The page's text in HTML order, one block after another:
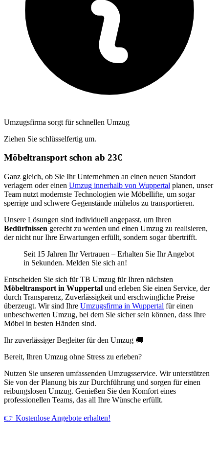
Umzugsfirma sorgt für schnellen Umzug
Ziehen Sie schlüsselfertig um.
Möbeltransport schon ab 23€
Ganz gleich, ob Sie Ihr Unternehmen an einen neuen Standort
verlagern oder einen Umzug innerhalb von Wuppertal planen, unser
Team nutzt modernste Technologien wie Möbellifte, um sogar
sperrige und schwere Gegenstände mühelos zu transportieren.
Unsere Lösungen sind individuell angepasst, um Ihren
Bedürfnissen gerecht zu werden und einen Umzug zu realisieren,
der nicht nur Ihre Erwartungen erfüllt, sondern sogar übertrifft.
Seit 15 Jahren Ihr Vertrauen – Erhalten Sie Ihr Angebot
in Sekunden. Melden Sie sich an!
Entscheiden Sie sich für TB Umzug für Ihren nächsten
Möbeltransport in Wuppertal und erleben Sie einen Service, der
durch Transparenz, Zuverlässigkeit und erschwingliche Preise
überzeugt. Wir sind Ihre Umzugsfirma in Wuppertal für einen
unbeschwerten Umzug, bei dem Sie sicher sein können, dass Ihre
Möbel in besten Händen sind.
Ihr zuverlässiger Begleiter für den Umzug 🚚
Bereit, Ihren Umzug ohne Stress zu erleben?
Nutzen Sie unseren umfassenden Umzugsservice. Wir unterstützen
Sie von der Planung bis zur Durchführung und sorgen für einen
reibungslosen Umzug. Genießen Sie den Komfort eines
professionellen Teams, das all Ihre Wünsche erfüllt.
👉 Kostenlose Angebote erhalten!